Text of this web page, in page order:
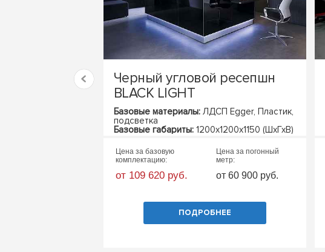
Черный угловой ресепшн
BLACK LIGHT
Базовые материалы: ЛДСП Egger, Пластик,
подсветка
Базовые габариты:1200х1200х1150 (ШхГхВ)
Цена за базовую
комплектацию:
от 109 620 руб.
Цена за погонный
метр:
от 60 900 руб.
ПОДРОБНЕЕ